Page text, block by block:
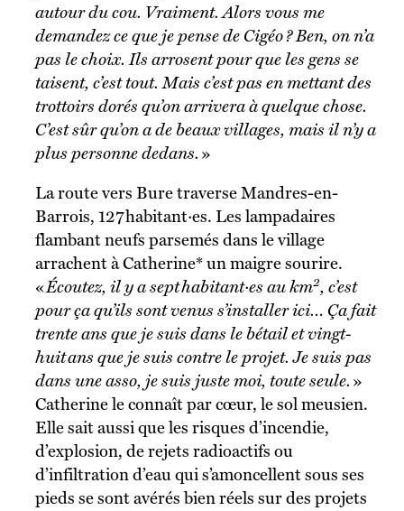
autour du cou. Vraiment. Alors vous me
demandez ce que je pense de Cigéo ? Ben, on n’a
pas le choix. Ils arrosent pour que les gens se
taisent, c’est tout. Mais c’est pas en mettant des
trottoirs dorés qu’on arrivera à quelque chose.
C’est sûr qu’on a de beaux villages, mais il n’y a
plus personne dedans. »
La route vers Bure traverse Mandres-en-
Barrois, 127 habitant·es. Les lampadaires
flambant neufs parsemés dans le village
arrachent à Catherine* un maigre sourire.
«Écoutez, il y a sept habitant·es au km2, c’est
pour ça qu’ils sont venus s’installer ici… Ça fait
trente ans que je suis dans le bétail et vingt-
huit ans que je suis contre le projet. Je suis pas
dans une asso, je suis juste moi, toute seule. »
Catherine le connaît par cœur, le sol meusien.
Elle sait aussi que les risques d’incendie,
d’explosion, de rejets radioactifs ou
d’infiltration d’eau qui s’amoncellent sous ses
pieds se sont avérés bien réels sur des projets